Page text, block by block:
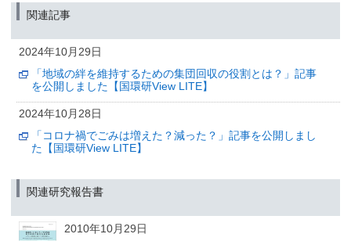
循環・廃棄物管理や大気環境保全手法に関する意見交換を
行いました
（筑波研究学園都市記者会、環境省記者クラブ、環境記者会同時配付）
一般廃棄物の処理と施設の実態をビジュアルで容易に
（筑波研究学園都市記者会、環境省記者クラブ、環境記者会同時配付）
2024年10月29日
2024年10月28日
「コロナ禍でごみは増えた？減った？」記事を公開しまし
た【国環研View LITE】
関連記事
2024年10月29日
「地域の絆を維持するための集団回収の役割とは？」記事
を公開しました【国環研View LITE】
2024年10月28日
「コロナ禍でごみは増えた？減った？」記事を公開しまし
た【国環研View LITE】
関連研究報告書
2010年10月29日